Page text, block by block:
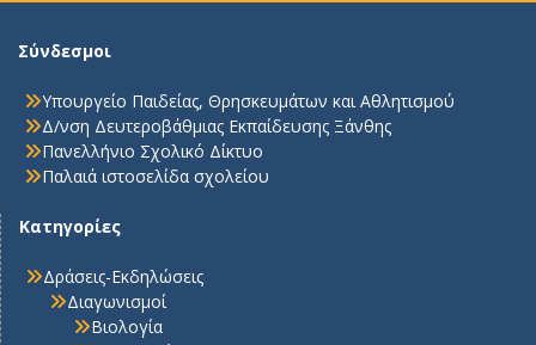
Σύνδεσμοι
Υπουργείο Παιδείας, Θρησκευμάτων και Αθλητισμού
Δ/νση Δευτεροβάθμιας Εκπαίδευσης Ξάνθης
Πανελλήνιο Σχολικό Δίκτυο
Παλαιά ιστοσελίδα σχολείου
Κατηγορίες
Δράσεις-Εκδηλώσεις
Διαγωνισμοί
Βιολογία